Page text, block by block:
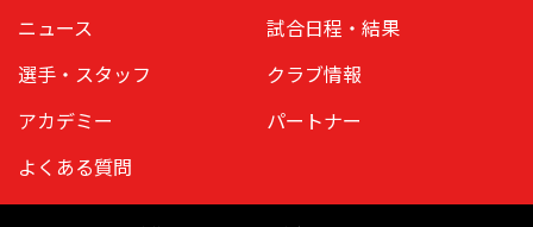
ニュース
試合日程・結果
選手・スタッフ
クラブ情報
アカデミー
パートナー
よくある質問